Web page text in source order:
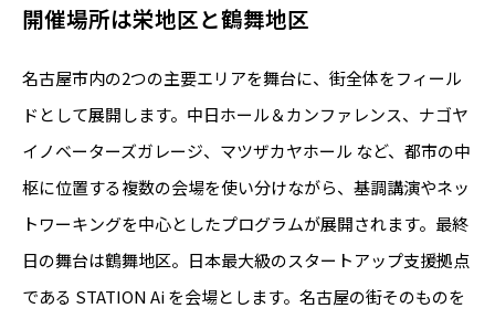
開催場所は栄地区と鶴舞地区
名古屋市内の2つの主要エリアを舞台に、街全体をフィール
ドとして展開します。中日ホール＆カンファレンス、ナゴヤ
イノベーターズガレージ、マツザカヤホール など、都市の中
枢に位置する複数の会場を使い分けながら、基調講演やネッ
トワーキングを中心としたプログラムが展開されます。最終
日の舞台は鶴舞地区。日本最大級のスタートアップ支援拠点
である STATION Ai を会場とします。名古屋の街そのものを